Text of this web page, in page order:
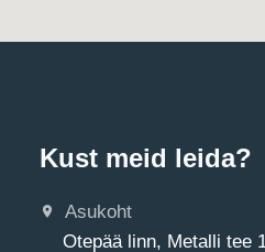
Kust meid leida?
Asukoht
Otepää linn, Metalli tee 1